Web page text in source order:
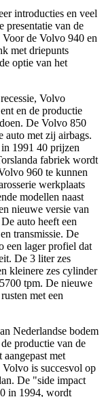
introducties en veel
presentatie van de
de Volvo 940 en
met driepunts
optie van het
Volvo
en de productie
De Volvo 850
auto met zij airbags.
1991 40 prijzen
fabriek wordt
960 te kunnen
werkplaats
modellen naast
nieuwe versie van
auto heeft een
transmissie. De
een lager profiel dat
De 3 liter zes
kleinere zes cylinder
tpm. De nieuwe
met een
Nederlandse bodem
productie van de
met
is succesvol op
De "side impact
in 1994, wordt